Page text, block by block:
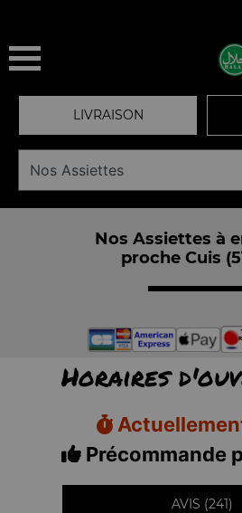
LIVRAISON
Nos Assiettes à
proche Cuis
Horaires
Précommande
AVIS (241)